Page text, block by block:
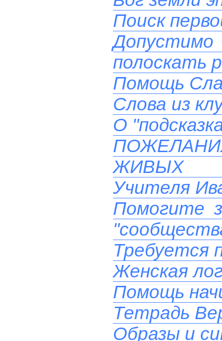
Поиск
полоскать
Помощь
Слова из
О
ЖИВЫХ
Учителя
Помогите
Требуется
Женская
Помощь
Тетрадь
Образы и